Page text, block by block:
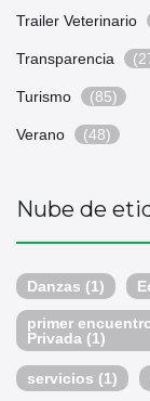
Trailer Veterinario
Transparencia
Turismo (85)
Verano (48)
Nube de
Danzas (1)
primer
Privada (1)
servicios (1)